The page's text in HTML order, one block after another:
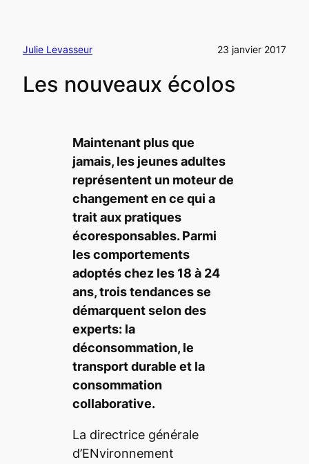
Julie Levasseur 23 janvier 2017
Les nouveaux écolos
Maintenant plus que
jamais, les jeunes adultes
représentent un moteur de
changement en ce qui a
trait aux pratiques
écoresponsables. Parmi
les comportements
adoptés chez les 18 à 24
ans, trois tendances se
démarquent selon des
experts: la
déconsommation, le
transport durable et la
consommation
collaborative.
La directrice générale
d’ENvironnement